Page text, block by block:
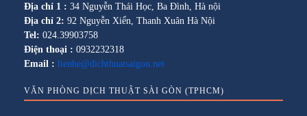
Địa chỉ 1 : 34 Nguyễn Thái Học, Ba Đình, Hà nội
Địa chỉ 2: 92 Nguyễn Xiển, Thanh Xuân Hà Nội
Tel: 024.39903758
Điện thoại : 0932232318
Email : lienhe@dichthuatsaigon.net
VĂN PHÒNG DỊCH THUẬT SÀI GÒN (TPHCM)